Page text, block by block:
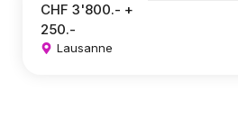
CHF 3'800.- +
250.-
Lausanne